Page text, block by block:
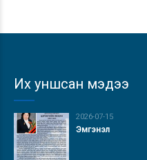
Их уншсан мэдээ
2026-07-15
Эмгэнэл